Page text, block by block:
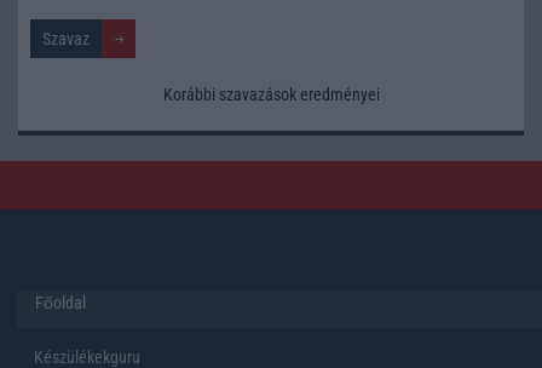
Korábbi szavazások eredményei
Főoldal
Készülékekguru